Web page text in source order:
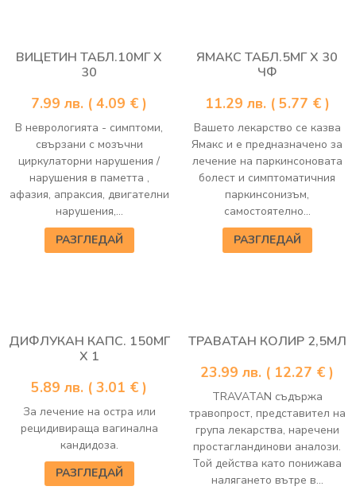
ВИЦЕТИН ТАБЛ.10МГ Х
30
7.99 лв. ( 4.09 € )
В неврологията - симптоми,
свързани с мозъчни
циркулаторни нарушения /
нарушения в паметта ,
афазия, апраксия, двигателни
нарушения,...
РАЗГЛЕДАЙ
ЯМАКС ТАБЛ.5МГ Х 30
ЧФ
11.29 лв. ( 5.77 € )
Вашето лекарство се казва
Ямакс и е предназначено за
лечение на паркинсоновата
болест и симптоматичния
паркинсонизъм,
самостоятелно...
РАЗГЛЕДАЙ
ДИФЛУКАН КАПС. 150МГ
Х 1
5.89 лв. ( 3.01 € )
За лечение на остра или
рецидивираща вагинална
кандидоза.
РАЗГЛЕДАЙ
ТРАВАТАН КОЛИР 2,5МЛ
23.99 лв. ( 12.27 € )
TRAVATAN съдържа
травопрост, представител на
група лекарства, наречени
простагландинови аналози.
Той действа като понижава
налягането вътре в...